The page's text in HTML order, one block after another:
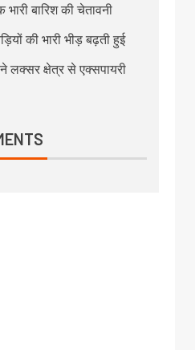
बारिश की चेतावनी
की भारी भीड़ बढ़ती हुई
ने लक्सर क्षेत्र से एक्सपायरी